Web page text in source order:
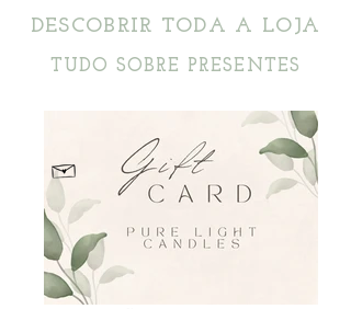
DESCOBRIR TODA A LOJA
TUDO SOBRE PRESENTES